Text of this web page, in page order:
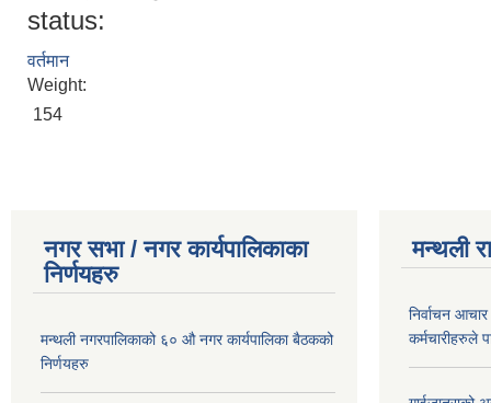
status:
वर्तमान
Weight:
154
नगर सभा / नगर कार्यपालिकाका
निर्णयहरु
मन्थली नगरपालिकाको ६० औ नगर कार्यपालिका बैठकको
निर्णयहरु
मन्थली
निर्वाचन
कर्मचारीहरुले